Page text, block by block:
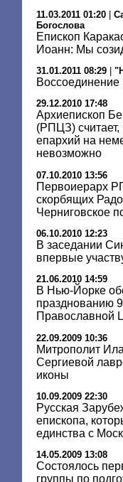
11.03.2011 01:20
Богослова
Епископ
Иоанн: Мы
31.01.2011 08:29
Воссоединение
29.12.2010 17:48
Архиепископ
(РПЦЗ) считает,
епархий на
невозможно
07.10.2010 13:56
Первоиерарх
скорбящих
Черниговское
06.10.2010 12:23
В заседании
впервые
21.06.2010 14:59
В Нью-Йорке
празднованию
Православной
22.09.2009 10:36
Митрополит
Сергиевой
иконы
10.09.2009 22:30
Русская
епископа,
единства с
14.05.2009 13:08
Состоялось
группы по